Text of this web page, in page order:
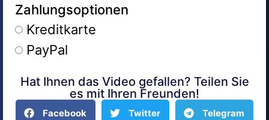
Zahlungsoptionen
Kreditkarte
PayPal
Alternative:
Hat Ihnen das Video gefallen? Teilen Sie
es mit Ihren Freunden!
Facebook Twitter Telegram